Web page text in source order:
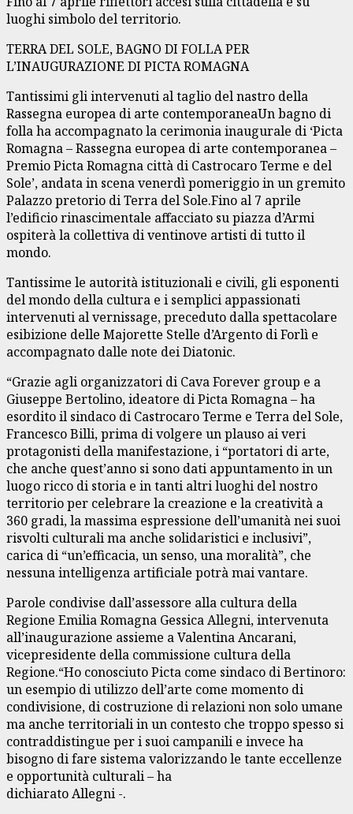
luoghi simbolo del territorio.
TERRA DEL SOLE, BAGNO DI FOLLA PER
L’INAUGURAZIONE DI PICTA ROMAGNA
Tantissimi gli intervenuti al taglio del nastro della
Rassegna europea di arte contemporaneaUn bagno di
folla ha accompagnato la cerimonia inaugurale di ‘Picta
Romagna – Rassegna europea di arte contemporanea –
Premio Picta Romagna città di Castrocaro Terme e del
Sole’, andata in scena venerdì pomeriggio in un gremito
Palazzo pretorio di Terra del Sole.Fino al 7 aprile
l’edificio rinascimentale affacciato su piazza d’Armi
ospiterà la collettiva di ventinove artisti di tutto il
mondo.
Tantissime le autorità istituzionali e civili, gli esponenti
del mondo della cultura e i semplici appassionati
intervenuti al vernissage, preceduto dalla spettacolare
esibizione delle Majorette Stelle d’Argento di Forlì e
accompagnato dalle note dei Diatonic.
“Grazie agli organizzatori di Cava Forever group e a
Giuseppe Bertolino, ideatore di Picta Romagna – ha
esordito il sindaco di Castrocaro Terme e Terra del Sole,
Francesco Billi, prima di volgere un plauso ai veri
protagonisti della manifestazione, i “portatori di arte,
che anche quest’anno si sono dati appuntamento in un
luogo ricco di storia e in tanti altri luoghi del nostro
territorio per celebrare la creazione e la creatività a
360 gradi, la massima espressione dell’umanità nei suoi
risvolti culturali ma anche solidaristici e inclusivi”,
carica di “un’efficacia, un senso, una moralità”, che
nessuna intelligenza artificiale potrà mai vantare.
Parole condivise dall’assessore alla cultura della
Regione Emilia Romagna Gessica Allegni, intervenuta
all’inaugurazione assieme a Valentina Ancarani,
vicepresidente della commissione cultura della
Regione.“Ho conosciuto Picta come sindaco di Bertinoro:
un esempio di utilizzo dell’arte come momento di
condivisione, di costruzione di relazioni non solo umane
ma anche territoriali in un contesto che troppo spesso si
contraddistingue per i suoi campanili e invece ha
bisogno di fare sistema valorizzando le tante eccellenze
e opportunità culturali – ha
dichiarato Allegni -.